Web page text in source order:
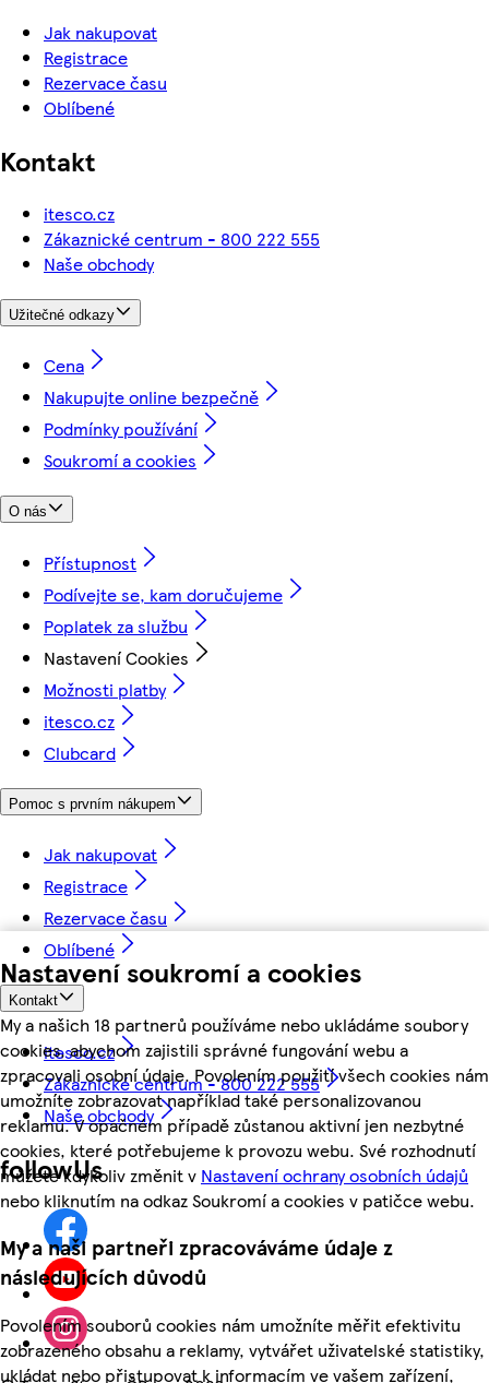
Nastavení soukromí a cookies
My a našich 18 partnerů používáme nebo ukládáme soubory
cookies, abychom zajistili správné fungování webu a
zpracovali osobní údaje. Povolením použití všech cookies nám
umožníte zobrazovat například také personalizovanou
reklamu. V opačném případě zůstanou aktivní jen nezbytné
cookies, které potřebujeme k provozu webu. Své rozhodnutí
můžete kdykoliv změnit v Nastavení ochrany osobních údajů
nebo kliknutím na odkaz Soukromí a cookies v patičce webu.
My a naši partneři zpracováváme údaje z
následujících důvodů
Povolením souborů cookies nám umožníte měřit efektivitu
zobrazeného obsahu a reklamy, vytvářet uživatelské statistiky,
ukládat nebo přistupovat k informacím ve vašem zařízení,
Jak nakupovat
Registrace
Rezervace času
Oblíbené
Kontakt
itesco.cz
Zákaznické centrum - 800 222 555
Naše obchody
Užitečné odkazy
Cena
Nakupujte online bezpečně
Podmínky používání
Soukromí a cookies
O nás
Přístupnost
Podívejte se, kam doručujeme
Poplatek za službu
Nastavení Cookies
Možnosti platby
itesco.cz
Clubcard
Pomoc s prvním nákupem
Jak nakupovat
Registrace
Rezervace času
Oblíbené
Kontakt
itesco.cz
Zákaznické centrum - 800 222 555
Naše obchody
followUs